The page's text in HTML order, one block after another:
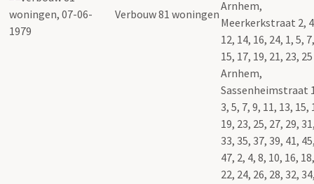
Verbouw 81 woningen
Arnhem,
Meerkerkstraat 2,
12, 14, 16, 24, 1, 5,
15, 17, 19, 21, 23, 25
Arnhem,
Sassenheimstraat
3, 5, 7, 9, 11, 13, 15,
19, 23, 25, 27, 29,
33, 35, 37, 39, 41,
47, 2, 4, 8, 10, 16, 18,
22, 24, 26, 28, 32,